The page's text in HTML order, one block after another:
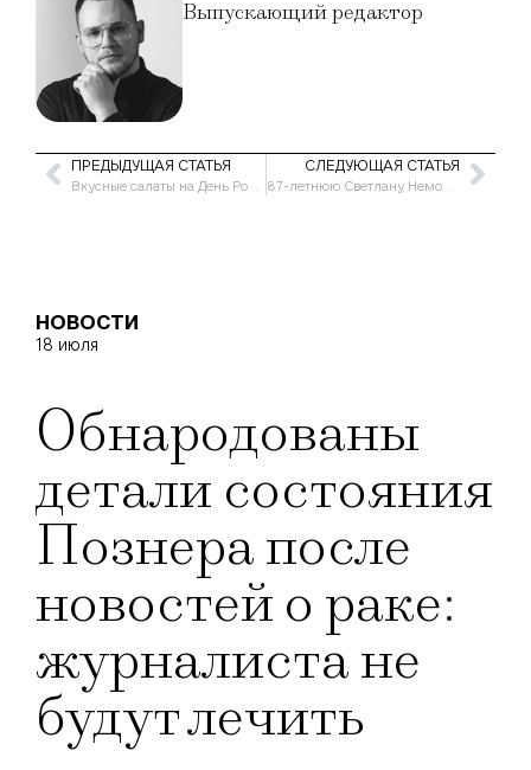
Выпускающий редактор
ПРЕДЫДУЩАЯ СТАТЬЯ
Вкусные салаты на День Рождения: Рецепты и Идеи
СЛЕДУЮЩАЯ СТАТЬЯ
87-летнюю Светлану Немоляеву срочно госпитализировали
НОВОСТИ
18 июля
Обнародованы
детали состояния
Познера после
новостей о раке:
журналиста не
будут лечить